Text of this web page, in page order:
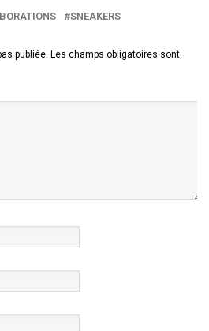
SNEAKERS
publiée. Les champs obligatoires sont